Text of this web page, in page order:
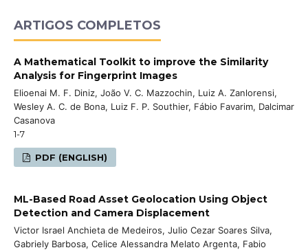
ARTIGOS COMPLETOS
A Mathematical Toolkit to improve the Similarity
Analysis for Fingerprint Images
Elioenai M. F. Diniz, João V. C. Mazzochin, Luiz A. Zanlorensi,
Wesley A. C. de Bona, Luiz F. P. Southier, Fábio Favarim, Dalcimar
Casanova
1-7
PDF (ENGLISH)
ML-Based Road Asset Geolocation Using Object
Detection and Camera Displacement
Victor Israel Anchieta de Medeiros, Julio Cezar Soares Silva,
Gabriely Barbosa, Celice Alessandra Melato Argenta, Fabio